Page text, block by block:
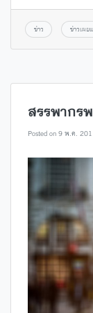
ข่าว ข่าวเผย
สรรพากร
Posted on9 พ.ค.